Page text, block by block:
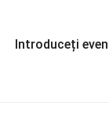
Introduceți